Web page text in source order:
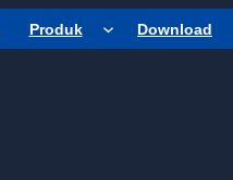
Produk Download